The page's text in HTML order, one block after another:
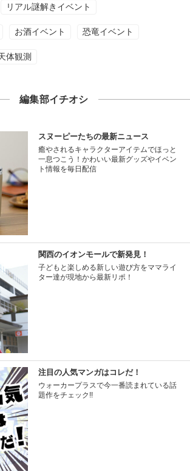
リアル謎解きイベント
お酒イベント 恐竜イベント
体観測
編集部イチオシ
スヌーピーたちの最新ニュース
癒やされるキャラクターアイテムでほっと
一息つこう！かわいい最新グッズやイベン
ト情報を毎日配信
関西のイオンモールで新発見！
子どもと楽しめる新しい遊び方をママライ
ター達が現地から最新リポ！
注目の人気マンガはコレだ！
ウォーカープラスで今一番読まれている話
題作をチェック!!